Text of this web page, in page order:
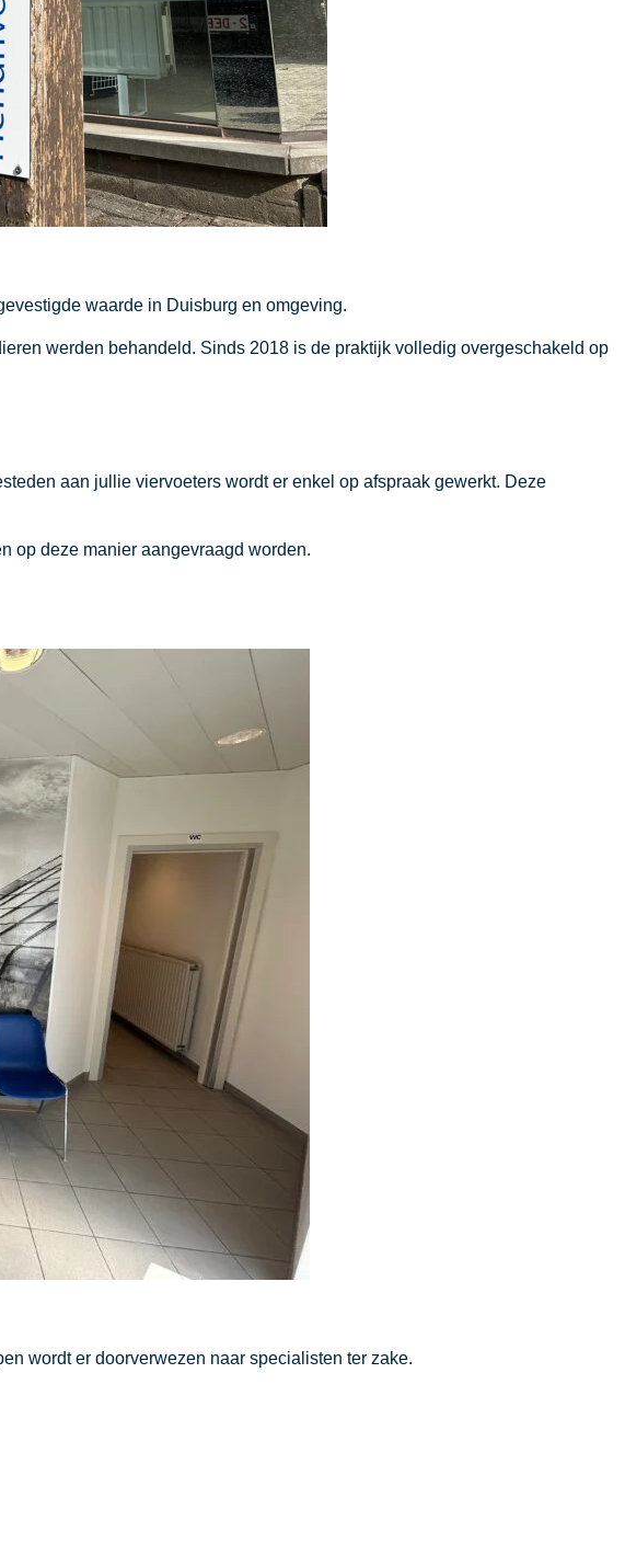
waarde in Duisburg en omgeving.
werden behandeld. Sinds 2018 is de praktijk volledig overgeschakeld op
aan jullie viervoeters wordt er enkel op afspraak gewerkt. Deze
op deze manier aangevraagd worden.
wordt er doorverwezen naar specialisten ter zake.